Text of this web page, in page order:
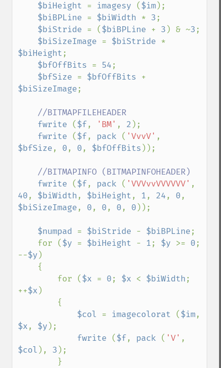
$biHeight = imagesy ($im);
$biBPLine = $biWidth * 3;
$biStride = ($biBPLine + 3 ) & ~3;
$biSizeImage = $biStride
$biHeight;
$bfOffBits = 54;
$bfSize = $bfOffBits
$biSizeImage;
//BITMAPFILEHEADER
fwrite ($f, 'BM' , 2 );
fwrite ($f, pack ( 'VvvV'
$bfSize, 0, 0, $bfOffBits ));
//BITMAPINFO (BITMAPINFOHEADER)
fwrite ($f, pack ( 'VVVvvVVVVVV'
40, $biWidth, $biHeight, 1, 24, 0
$biSizeImage, 0, 0, 0, 0 ));
$numpad = $biStride - $biBPLine;
    for (
$y = $biHeight - 1; $y >= 0;
--$y )
        for (
$x = 0; $x < $biWidth;
++$x )
$col = imagecolorat ($im
$x, $y );
fwrite ($f, pack ( 'V'
$col ), 3 );